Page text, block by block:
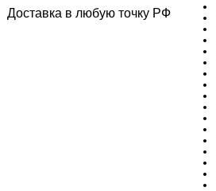
Доставка в любую точку РФ